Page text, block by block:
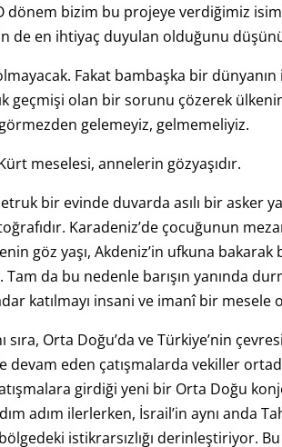
dönem bizim bu projeye verdiğimiz isim
de en ihtiyaç duyulan olduğunu
Fakat bambaşka bir
geçmişi olan bir sorunu çözerek
gelemeyiz, gelmemeliyiz.
meselesi, annelerin gözyaşıdır.
bir evinde duvarda asılı bir asker
Karadeniz’de çocuğunun
göz yaşı, Akdeniz’in ufkuna
Tam da bu nedenle barışın yanında
katılmayı insani ve imanî bir mesele
sıra, Orta Doğu’da ve Türkiye’nin
devam eden çatışmalarda vekiller
girdiği yeni bir Orta Doğu
adım ilerlerken, İsrail’in aynı anda
istikrarsızlığı derinleştiriyor.